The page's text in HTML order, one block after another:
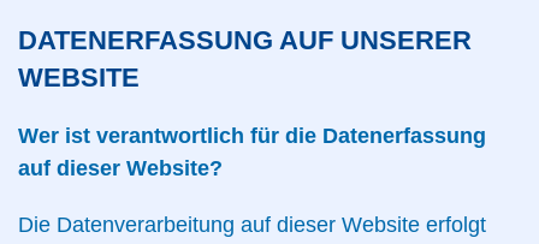
DATENERFASSUNG AUF UNSERER
WEBSITE
Wer ist verantwortlich für die Datenerfassung
auf dieser Website?
Die Datenverarbeitung auf dieser Website erfolgt